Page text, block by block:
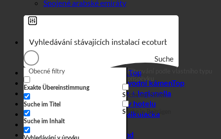
Obecné filtry
Exakte Übereinstimmung
Suche im Titel
Suche im Inhalt
Vyhledávání v úryvku
Filtrování podle vlastního typu
příspěvku
Suche auf Seiten
Suche in Beiträgen
Efekt 7 v 1
Hygiena + vodní kámen
Tvrdá voda + legionella
Spotřeba vody v hotelu
Úsporná kalkulačka